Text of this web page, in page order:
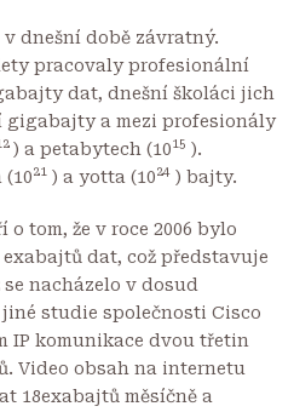
dnešní době závratný.
pracovaly profesionální
dat, dnešní školáci jich
a mezi profesionály
) a petabytech (1015 ).
(1021 ) a yotta (1024 ) bajty.
tom, že v roce 2006 bylo
dat, což představuje
nacházelo v dosud
studie společnosti Cisco
IP komunikace dvou třetin
Video obsah na internetu
18exabajtů měsíčně a